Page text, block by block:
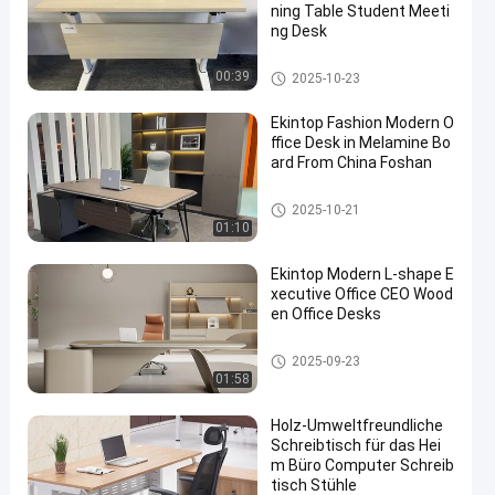
00:39
ning Table Student Meeti
ng Desk
Handelsschreibtisch
2025-10-23
01:10
Ekintop Fashion Modern O
ffice Desk in Melamine Bo
ard From China Foshan
Handelsschreibtisch
2025-10-21
01:58
Ekintop Modern L-shape E
xecutive Office CEO Wood
en Office Desks
Handelsschreibtisch
2025-09-23
Holz-Umweltfreundliche
Schreibtisch für das Hei
m Büro Computer Schreib
tisch Stühle